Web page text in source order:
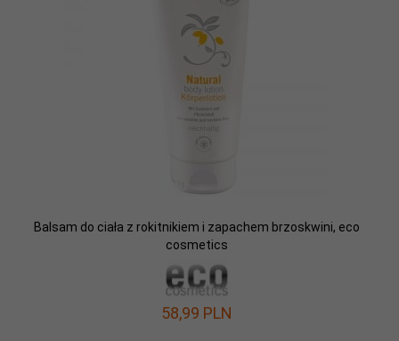
Balsam do ciała z rokitnikiem i zapachem brzoskwini, eco
cosmetics
58,99 PLN